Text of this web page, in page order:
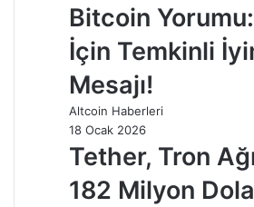
Bitcoin
İçin Temkinli
Mesajı!
Altcoin Haberleri
18 Ocak 2026
Tether, Tron
182 Milyon